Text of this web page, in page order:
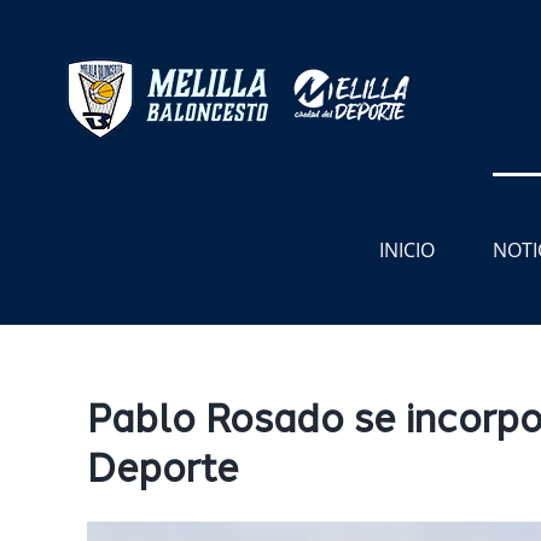
contenido
INICIO
Pablo Rosado se
Deporte